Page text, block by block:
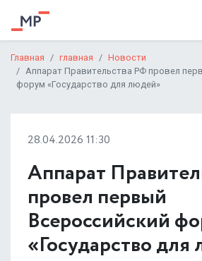
Главная главная
Новости
Аппарат Правительства РФ провел
форум «Государство для людей»
28.04.2026 11:30
Аппарат
провел первый
Всероссийский
«Государство